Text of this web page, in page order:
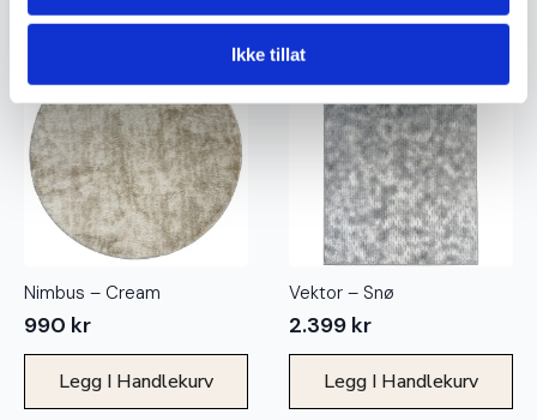
Ikke tillat
Nimbus – Cream
990 kr
Legg I Handlekurv
Vektor – Snø
2.399 kr
Legg I Handlekurv